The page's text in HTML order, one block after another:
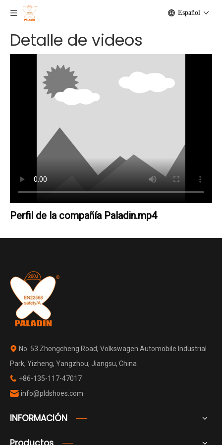
Español
Detalle de videos
Perfil de la compañía Paladin.mp4
 No. 53 Zhongcheng Road, Volkswagen Automobile Industrial
Park, Yizheng, Yangzhou, Jiangsu, China
 +86-135-117-47017
 info@pldshoes.com
INFORMACIÓN